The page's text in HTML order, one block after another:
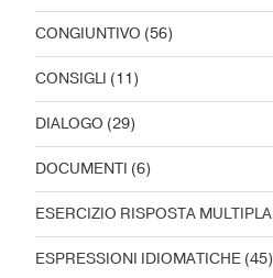
CONGIUNTIVO (56)
CONSIGLI (11)
DIALOGO (29)
DOCUMENTI (6)
ESERCIZIO RISPOSTA MULTIPLA
ESPRESSIONI IDIOMATICHE (45)